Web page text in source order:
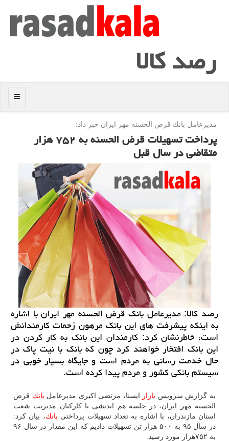
رصد كالا
منو
مدیرعامل بانك قرض الحسنه مهر ایران خبر داد:
پرداخت تسهیلات قرض الحسنه به ۷۵۲ هزار
متقاضی در سال قبل
رصد كالا: مدیرعامل بانك قرض الحسنه مهر ایران با اشاره
به اینكه پیشرفت های این بانك مرهون زحمات كارمندانش
است، خاطرنشان كرد: كارمندان این بانك به كار كردن در
این بانك افتخار خواهند كرد چون كه بانك با نیت پاك در
حال خدمت رسانی به مردم است و جایگاه بسیار خوبی در
سیستم بانكی كشور و مردم پیدا كرده است.
به گزارش سرویس بازار ایسنا، مرتضی اكبری مدیرعامل بانك قرض
الحسنه مهر ایران، در جلسه هم اندیشی با كاركنان مدیریت شعب
استان مازندران، با اشاره به تعداد تسهیلات پرداختی بانك، بیان كرد:
در سال ۹۵ به ۵۰۰ هزار تن تسهیلات دادیم كه این مقدار در سال ۹۶
به ۷۵۲هزار مورد رسید.